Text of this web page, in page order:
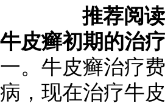
推荐阅读
牛皮癣初期的治
一。牛皮癣治疗
病，现在治疗牛